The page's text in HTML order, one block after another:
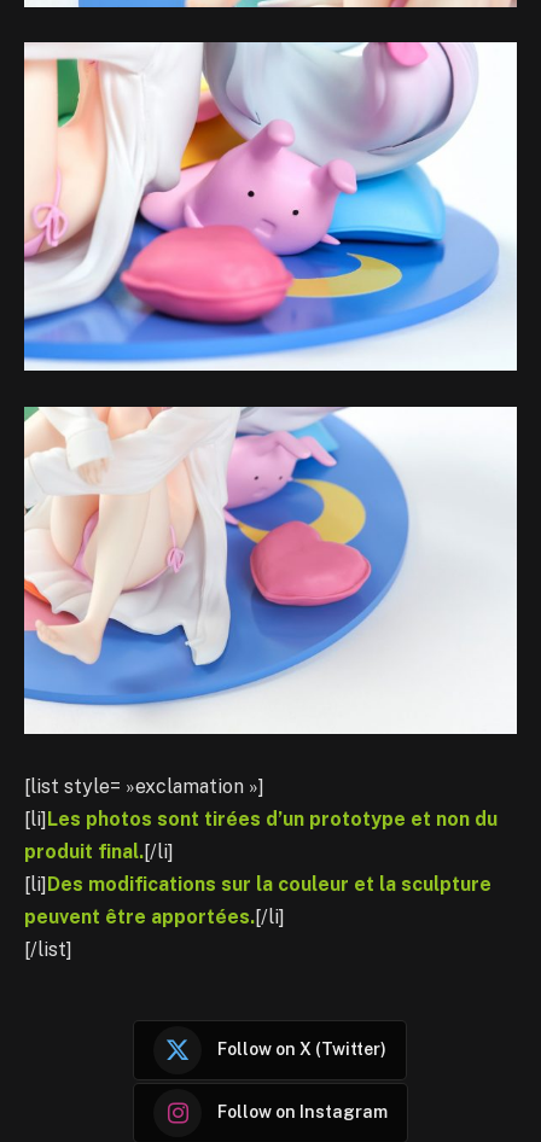
[list style= »exclamation »]
[li]Les photos sont tirées d’un prototype et non du
produit final.[/li]
[li]Des modifications sur la couleur et la sculpture
peuvent être apportées.[/li]
[/list]
Follow on X (Twitter)
Follow on Instagram